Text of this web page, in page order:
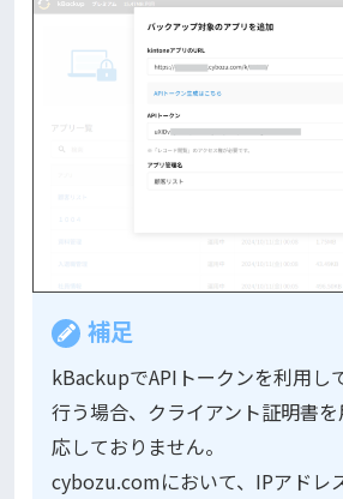
補足
kBackupでAPIトークンを利用し
行う場合、クライアント証明書
応しておりません。
cybozu.comにおいて、IPアドレ